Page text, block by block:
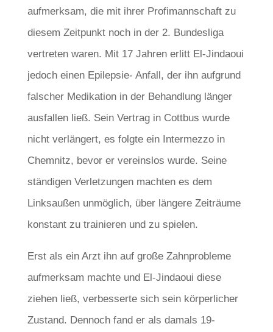
aufmerksam, die mit ihrer Profimannschaft zu
diesem Zeitpunkt noch in der 2. Bundesliga
vertreten waren. Mit 17 Jahren erlitt El-Jindaoui
jedoch einen Epilepsie- Anfall, der ihn aufgrund
falscher Medikation in der Behandlung länger
ausfallen ließ. Sein Vertrag in Cottbus wurde
nicht verlängert, es folgte ein Intermezzo in
Chemnitz, bevor er vereinslos wurde. Seine
ständigen Verletzungen machten es dem
Linksaußen unmöglich, über längere Zeiträume
konstant zu trainieren und zu spielen.
Erst als ein Arzt ihn auf große Zahnprobleme
aufmerksam machte und El-Jindaoui diese
ziehen ließ, verbesserte sich sein körperlicher
Zustand. Dennoch fand er als damals 19-